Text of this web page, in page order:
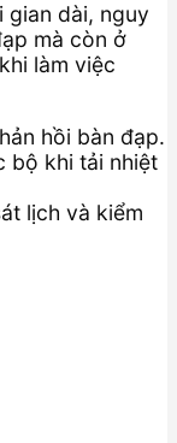
gian dài, nguy
mà còn ở
làm việc
hồi bàn đạp.
bộ khi tải nhiệt
lịch và kiểm